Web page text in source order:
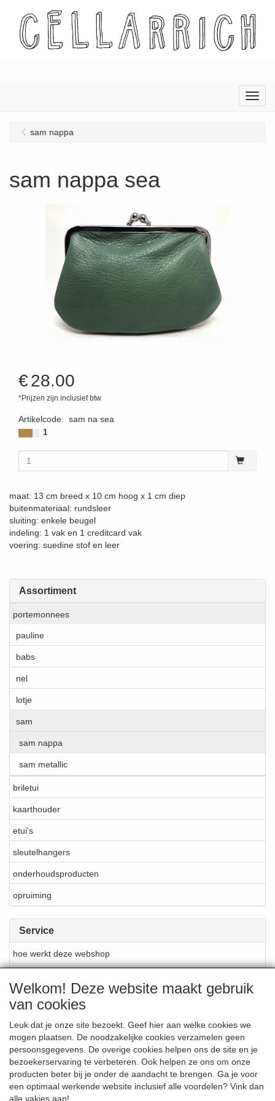
Menu
Assortiment
portemonnees
pauline
babs
nel
lotje
sam
sam nappa
sam metallic
briletui
kaarthouder
etui's
sleutelhangers
onderhoudsproducten
opruiming
Service
hoe werkt deze webshop
reparatie en onderhoud
verkooppunten Cellarrich
merken
nieuwsbrief
sam nappa
sam nappa sea
€28.00
*Prijzen zijn inclusief btw
Artikelcode: sam na sea
1
maat: 13 cm breed x 10 cm hoog x 1 cm diep
buitenmateriaal: rundsleer
sluiting: enkele beugel
indeling: 1 vak en 1 creditcard vak
voering: suedine stof en leer
Welkom! Deze website maakt gebruik
van cookies
Leuk dat je onze site bezoekt. Geef hier aan welke cookies we
mogen plaatsen. De noodzakelijke cookies verzamelen geen
persoonsgegevens. De overige cookies helpen ons de site en je
bezoekerservaring te verbeteren. Ook helpen ze ons om onze
producten beter bij je onder de aandacht te brengen. Ga je voor
een optimaal werkende website inclusief alle voordelen? Vink dan
alle vakjes aan!